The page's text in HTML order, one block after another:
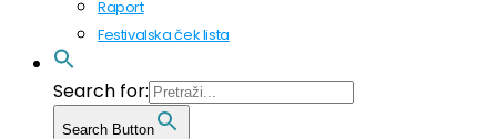
Raport
Festivalska ček lista
Search for:
Search Button